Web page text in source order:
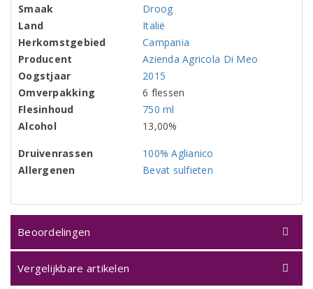
Smaak
Droog
Land
Italië
Herkomstgebied
Campania
Producent
Azienda Agricola Di Meo
Oogstjaar
2015
Omverpakking
6 flessen
Flesinhoud
750 ml
Alcohol
13,00%
Druivenrassen
100% Aglianico
Allergenen
Bevat sulfieten
Beoordelingen
Vergelijkbare artikelen